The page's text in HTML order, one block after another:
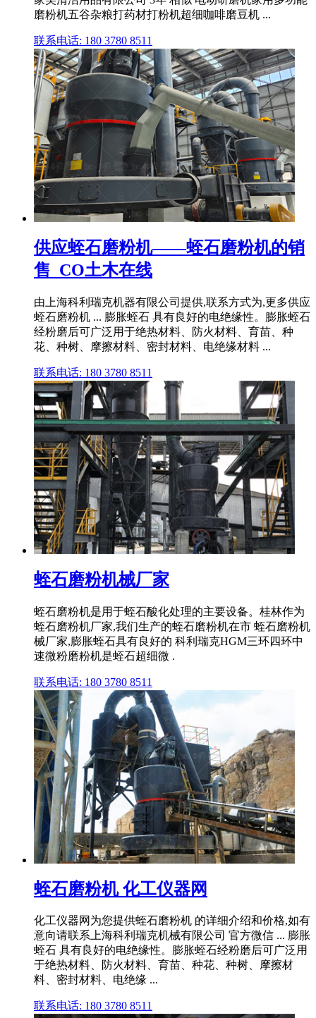
磨粉机五谷杂粮打药材打粉机超细咖啡磨豆机 ...
联系电话: 180 3780 8511
供应蛭石磨粉机——蛭石磨粉机的销
售_CO土木在线
由上海科利瑞克机器有限公司提供,联系方式为,更多供应
蛭石磨粉机 ... 膨胀蛭石 具有良好的电绝缘性。膨胀蛭石
经粉磨后可广泛用于绝热材料、防火材料、育苗、种
花、种树、摩擦材料、密封材料、电绝缘材料 ...
联系电话: 180 3780 8511
蛭石磨粉机械厂家
蛭石磨粉机是用于蛭石酸化处理的主要设备。桂林作为
蛭石磨粉机厂家,我们生产的蛭石磨粉机在市 蛭石磨粉机
械厂家,膨胀蛭石具有良好的 科利瑞克HGM三环四环中
速微粉磨粉机是蛭石超细微 .
联系电话: 180 3780 8511
蛭石磨粉机 化工仪器网
化工仪器网为您提供蛭石磨粉机 的详细介绍和价格,如有
意向请联系上海科利瑞克机械有限公司 官方微信 ... 膨胀
蛭石 具有良好的电绝缘性。膨胀蛭石经粉磨后可广泛用
于绝热材料、防火材料、育苗、种花、种树、摩擦材
料、密封材料、电绝缘 ...
联系电话: 180 3780 8511